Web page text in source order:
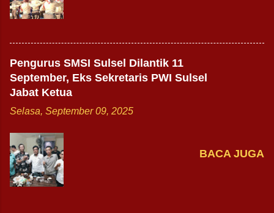
Pengurus SMSI Sulsel Dilantik 11
September, Eks Sekretaris PWI Sulsel
Jabat Ketua
Selasa, September 09, 2025
BACA JUGA